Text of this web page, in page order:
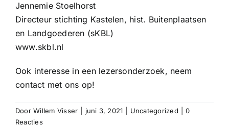
Jennemie Stoelhorst
Directeur stichting Kastelen, hist. Buitenplaatsen
en Landgoederen (sKBL)
www.skbl.nl
Ook interesse in een lezersonderzoek, neem
contact met ons op!
DoorWillem Visser juni 3, 2021 Uncategorized
0
Reacties